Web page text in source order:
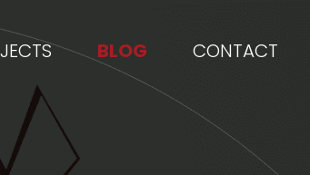
BLOG CONTACT